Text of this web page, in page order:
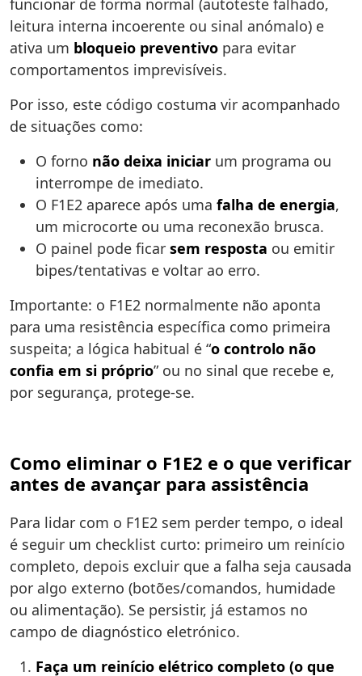
funcionar de forma normal (autoteste falhado,
leitura interna incoerente ou sinal anómalo) e
ativa um bloqueio preventivo para evitar
comportamentos imprevisíveis.
Por isso, este código costuma vir acompanhado
de situações como:
O forno não deixa iniciar um programa ou
interrompe de imediato.
O F1E2 aparece após uma falha de energia,
um microcorte ou uma reconexão brusca.
O painel pode ficar sem resposta ou emitir
bipes/tentativas e voltar ao erro.
Importante: o F1E2 normalmente não aponta
para uma resistência específica como primeira
suspeita; a lógica habitual é “o controlo não
confia em si próprio” ou no sinal que recebe e,
por segurança, protege-se.
Como eliminar o F1E2 e o que verificar
antes de avançar para assistência
Para lidar com o F1E2 sem perder tempo, o ideal
é seguir um checklist curto: primeiro um reinício
completo, depois excluir que a falha seja causada
por algo externo (botões/comandos, humidade
ou alimentação). Se persistir, já estamos no
campo de diagnóstico eletrónico.
Faça um reinício elétrico completo (o que